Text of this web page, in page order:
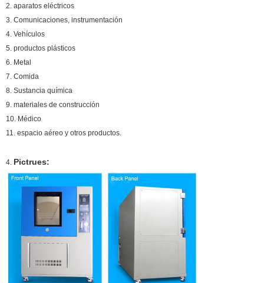
2. aparatos eléctricos
3. Comunicaciones, instrumentación
4. Vehículos
5. productos plásticos
6. Metal
7. Comida
8. Sustancia química
9. materiales de construcción
10. Médico
11. espacio aéreo y otros productos.
4. Pictrues: